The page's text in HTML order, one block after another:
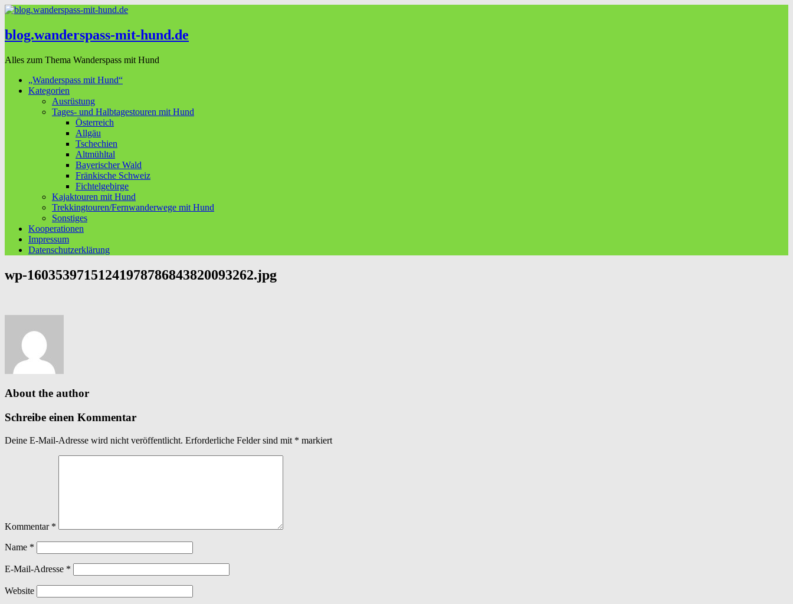
blog.wanderspass-mit-hund.de
Alles zum Thema Wanderspass mit Hund
„Wanderspass mit Hund“
Kategorien
Ausrüstung
Tages- und Halbtagestouren mit Hund
Österreich
Allgäu
Tschechien
Altmühltal
Bayerischer Wald
Fränkische Schweiz
Fichtelgebirge
Kajaktouren mit Hund
Trekkingtouren/Fernwanderwege mit Hund
Sonstiges
Kooperationen
Impressum
Datenschutzerklärung
wp-16035397151241978786843820093262.jpg
About the author
Schreibe einen Kommentar
Deine E-Mail-Adresse wird nicht veröffentlicht. Erforderliche Felder sind mit * markiert
Kommentar *
Name *
E-Mail-Adresse *
Website